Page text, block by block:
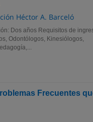
Héctor A. Barceló
Dos años Requisitos de
Odontólogos, Kinesiólogos,
Frecuentes